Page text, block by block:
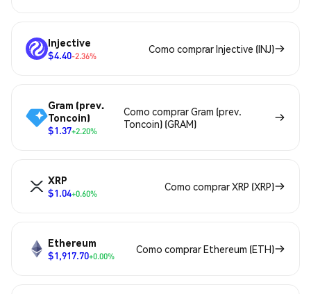
Injective
$4.40-2.36%
Como comprar Injective (INJ)
Gram (prev.
Toncoin)
$1.37+2.20%
Como comprar Gram (prev.
Toncoin) (GRAM)
XRP
$1.04+0.60%
Como comprar XRP (XRP)
Ethereum
$1,917.70+0.00%
Como comprar Ethereum (ETH)